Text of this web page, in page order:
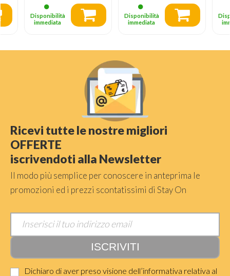
Disponibilità
immediata
Disponibilità
immediata
Ricevi tutte le nostre migliori
OFFERTE
iscrivendoti alla Newsletter
Il modo più semplice per conoscere in anteprima le
promozioni ed i prezzi scontatissimi di Stay On
Dichiaro di aver preso visione dell’informativa relativa al